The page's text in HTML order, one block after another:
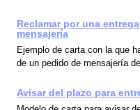
Reclamar por una
mensajería
Ejemplo de carta con la que
de un pedido de mensajería
Avisar del plazo para